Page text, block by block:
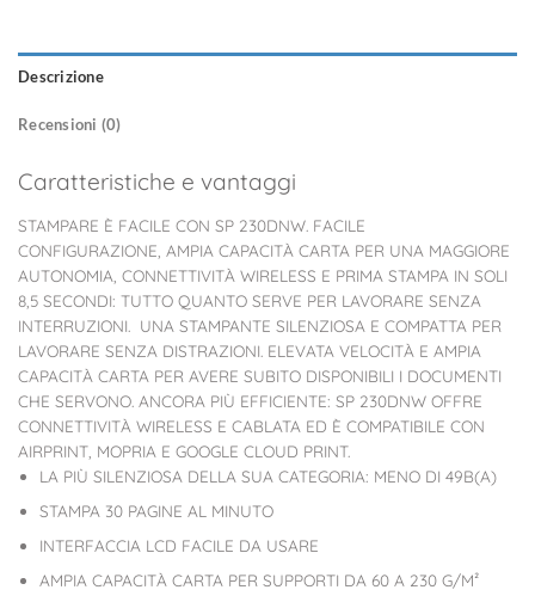
Descrizione
Recensioni (0)
Caratteristiche e vantaggi
STAMPARE È FACILE CON SP 230DNW. FACILE
CONFIGURAZIONE, AMPIA CAPACITÀ CARTA PER UNA MAGGIORE
AUTONOMIA, CONNETTIVITÀ WIRELESS E PRIMA STAMPA IN SOLI
8,5 SECONDI: TUTTO QUANTO SERVE PER LAVORARE SENZA
INTERRUZIONI. UNA STAMPANTE SILENZIOSA E COMPATTA PER
LAVORARE SENZA DISTRAZIONI. ELEVATA VELOCITÀ E AMPIA
CAPACITÀ CARTA PER AVERE SUBITO DISPONIBILI I DOCUMENTI
CHE SERVONO. ANCORA PIÙ EFFICIENTE: SP 230DNW OFFRE
CONNETTIVITÀ WIRELESS E CABLATA ED È COMPATIBILE CON
AIRPRINT, MOPRIA E GOOGLE CLOUD PRINT.
LA PIÙ SILENZIOSA DELLA SUA CATEGORIA: MENO DI 49B(A)
STAMPA 30 PAGINE AL MINUTO
INTERFACCIA LCD FACILE DA USARE
AMPIA CAPACITÀ CARTA PER SUPPORTI DA 60 A 230 G/M²